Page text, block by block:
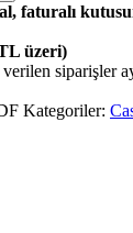
faturalı
üzeri)
siparişler
Kategoriler: